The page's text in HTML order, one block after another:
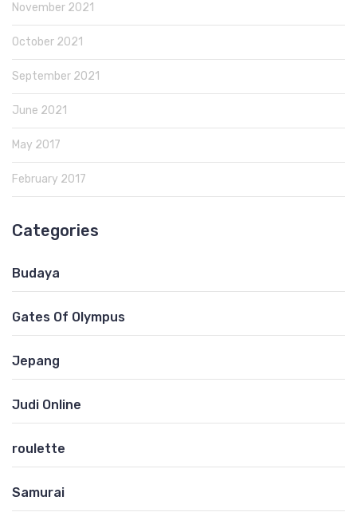
November 2021
October 2021
September 2021
June 2021
May 2017
February 2017
Categories
Budaya
Gates Of Olympus
Jepang
Judi Online
roulette
Samurai